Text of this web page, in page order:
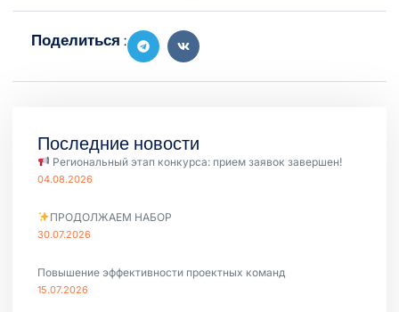
Поделиться :
Последние новости
Региональный этап конкурса: прием заявок завершен!
04.08.2026
ПРОДОЛЖАЕМ НАБОР
30.07.2026
Повышение эффективности проектных команд
15.07.2026